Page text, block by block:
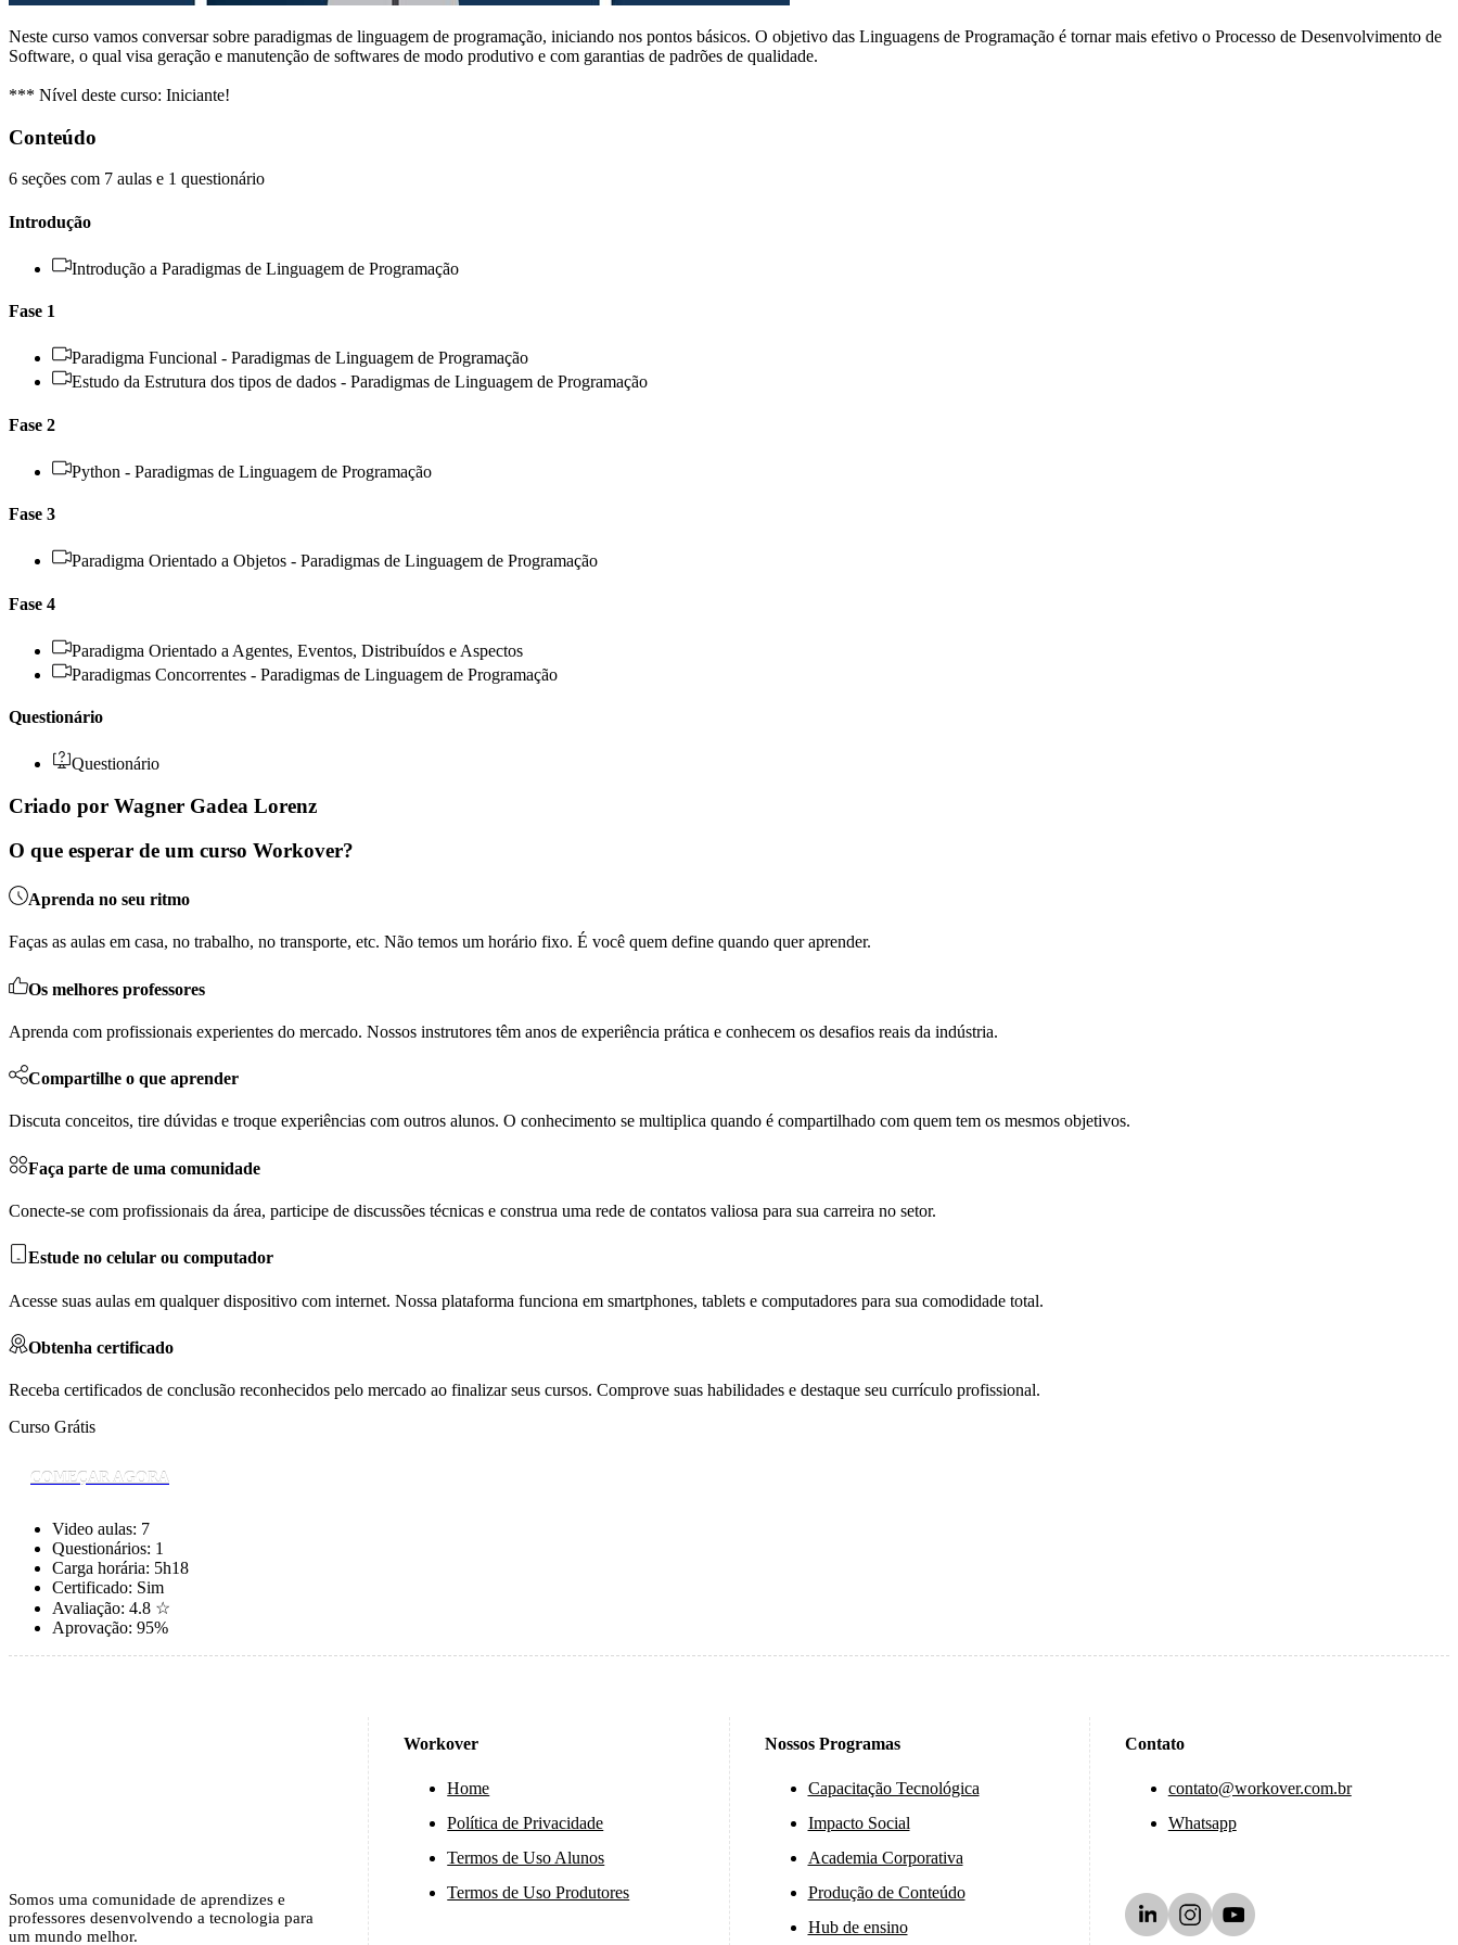
Neste curso vamos conversar sobre paradigmas de linguagem de programação, iniciando nos pontos básicos. O objetivo das Linguagens de Programação é tornar mais efetivo o Processo de Desenvolvimento de
Software, o qual visa geração e manutenção de softwares de modo produtivo e com garantias de padrões de qualidade.
*** Nível deste curso: Iniciante!
Conteúdo
6 seções com 7 aulas e 1 questionário
Introdução
Introdução a Paradigmas de Linguagem de Programação
Fase 1
Paradigma Funcional - Paradigmas de Linguagem de Programação
Estudo da Estrutura dos tipos de dados - Paradigmas de Linguagem de Programação
Fase 2
Python - Paradigmas de Linguagem de Programação
Fase 3
Paradigma Orientado a Objetos - Paradigmas de Linguagem de Programação
Fase 4
Paradigma Orientado a Agentes, Eventos, Distribuídos e Aspectos
Paradigmas Concorrentes - Paradigmas de Linguagem de Programação
Questionário
Questionário
Criado por Wagner Gadea Lorenz
O que esperar de um curso Workover?
Aprenda no seu ritmo
Faças as aulas em casa, no trabalho, no transporte, etc. Não temos um horário fixo. É você quem define quando quer aprender.
Os melhores professores
Aprenda com profissionais experientes do mercado. Nossos instrutores têm anos de experiência prática e conhecem os desafios reais da indústria.
Compartilhe o que aprender
Discuta conceitos, tire dúvidas e troque experiências com outros alunos. O conhecimento se multiplica quando é compartilhado com quem tem os mesmos objetivos.
Faça parte de uma comunidade
Conecte-se com profissionais da área, participe de discussões técnicas e construa uma rede de contatos valiosa para sua carreira no setor.
Estude no celular ou computador
Acesse suas aulas em qualquer dispositivo com internet. Nossa plataforma funciona em smartphones, tablets e computadores para sua comodidade total.
Obtenha certificado
Receba certificados de conclusão reconhecidos pelo mercado ao finalizar seus cursos. Comprove suas habilidades e destaque seu currículo profissional.
Curso Grátis
COMEÇAR AGORA
Video aulas: 7
Questionários: 1
Carga horária: 5h18
Certificado: Sim
Avaliação: 4.8 ☆
Aprovação: 95%
Somos uma comunidade de aprendizes e
professores desenvolvendo a tecnologia para
um mundo melhor.
Workover
Home
Política de Privacidade
Termos de Uso Alunos
Termos de Uso Produtores
Nossos Programas
Capacitação Tecnológica
Impacto Social
Academia Corporativa
Produção de Conteúdo
Hub de ensino
Contato
contato@workover.com.br
Whatsapp